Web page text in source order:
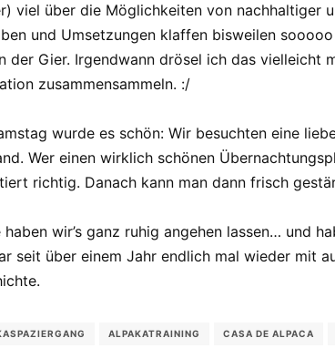
viel über die Möglichkeiten von nachhaltiger
und Umsetzungen klaffen bisweilen
der Gier. Irgendwann drösel ich das vielleicht
zusammensammeln. :/
wurde es schön: Wir besuchten eine
Wer einen wirklich schönen
richtig. Danach kann man dann frisch
haben wir’s ganz ruhig angehen lassen… und
seit über einem Jahr endlich mal wieder mit
ALPAKATRAINING CASA DE ALPACA